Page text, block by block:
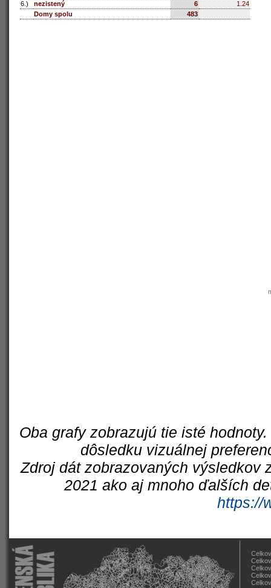
6.)
nezistený 6
1.24
Domy spolu
483
Oba grafy zobrazujú tie isté
dôsledku vizuálnej
Zdroj dát zobrazovaných výsledkov
2021 ako aj mnoho ďalších
https://